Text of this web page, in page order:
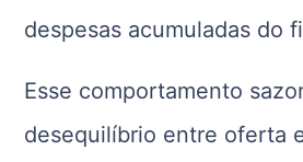
despesas acumuladas do
Esse comportamento
desequilíbrio entre oferta